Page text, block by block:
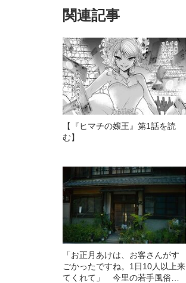
関連記事
【『ヒマチの嬢王』第1話を読
む】
「お正月あけは、お客さんがす
ごかったですね。1日10人以上来
てくれて」 今里の若手風俗